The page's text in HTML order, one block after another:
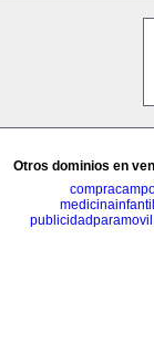
Otros dominios en